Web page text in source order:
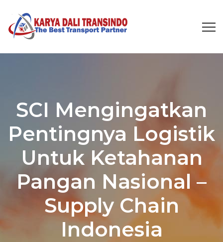
SCI Mengingatkan
Pentingnya Logistik
Untuk Ketahanan
Pangan Nasional –
Supply Chain
Indonesia